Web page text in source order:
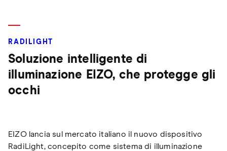
RADILIGHT
Soluzione intelligente di
illuminazione EIZO, che protegge gli
occhi
EIZO lancia sul mercato italiano il nuovo dispositivo
RadiLight, concepito come sistema di illuminazione